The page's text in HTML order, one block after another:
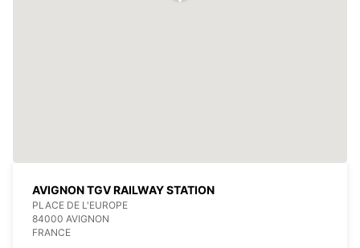
AVIGNON TGV RAILWAY STATION
PLACE DE L'EUROPE
84000 AVIGNON
FRANCE